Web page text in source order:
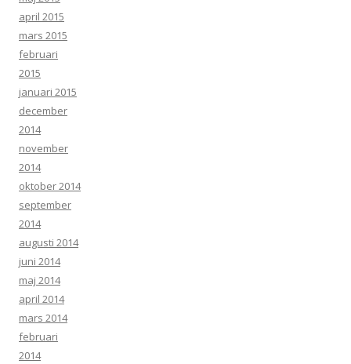
april 2015
mars 2015
februari
2015
januari 2015
december
2014
november
2014
oktober 2014
september
2014
augusti 2014
juni 2014
maj 2014
april 2014
mars 2014
februari
2014